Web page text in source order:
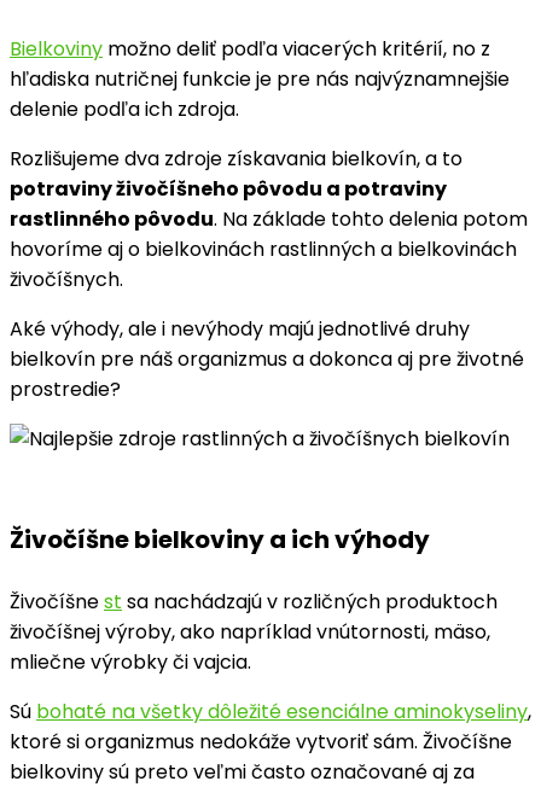
Bielkoviny možno deliť podľa viacerých kritérií, no z
hľadiska nutričnej funkcie je pre nás najvýznamnejšie
delenie podľa ich zdroja.
Rozlišujeme dva zdroje získavania bielkovín, a to
potraviny živočíšneho pôvodu a potraviny
rastlinného pôvodu. Na základe tohto delenia potom
hovoríme aj o bielkovinách rastlinných a bielkovinách
živočíšnych.
Aké výhody, ale i nevýhody majú jednotlivé druhy
bielkovín pre náš organizmus a dokonca aj pre životné
prostredie?
Živočíšne bielkoviny a ich výhody
Živočíšnest sa nachádzajú v rozličných produktoch
živočíšnej výroby, ako napríklad vnútornosti, mäso,
mliečne výrobky či vajcia.
Sú bohaté na všetky dôležité esenciálne aminokyseliny,
ktoré si organizmus nedokáže vytvoriť sám. Živočíšne
bielkoviny sú preto veľmi často označované aj za